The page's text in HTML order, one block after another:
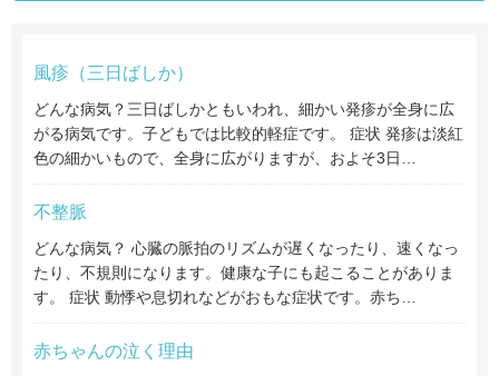
風疹（三日ばしか）
どんな病気？三日ばしかともいわれ、細かい発疹が全身に広
がる病気です。子どもでは比較的軽症です。 症状 発疹は淡紅
色の細かいもので、全身に広がりますが、およそ3日…
不整脈
どんな病気？ 心臓の脈拍のリズムが遅くなったり、速くなっ
たり、不規則になります。健康な子にも起こることがありま
す。 症状 動悸や息切れなどがおもな症状です。赤ち…
赤ちゃんの泣く理由